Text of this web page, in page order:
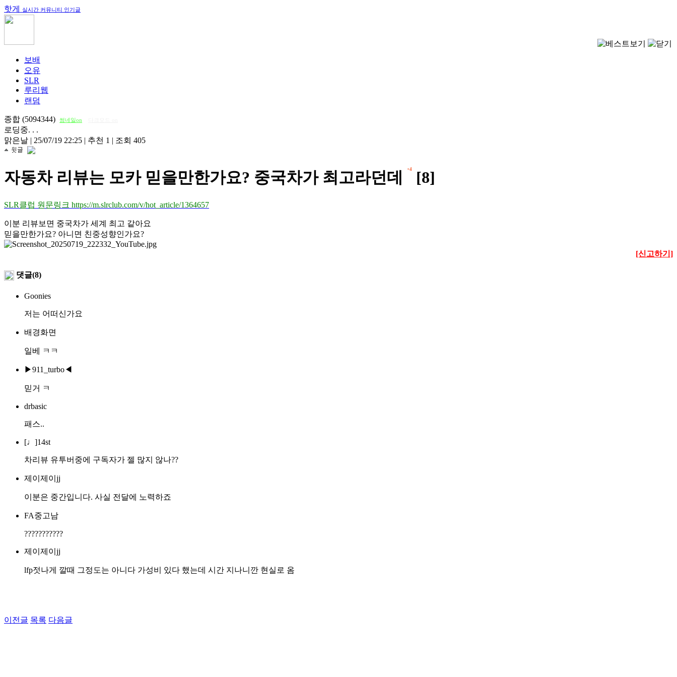
핫게 실시간 커뮤니티 인기글
보배
오유
SLR
루리웹
랜덤
종합 (5094344) 썸네일on
로딩중. . .
맑은날 | 25/07/19 22:25 | 추천 1 | 조회 405
자동차 리뷰는 모카 믿을만한가요? 중국차가 최고라던데 +4 [8]
SLR클럽 원문링크 https://m.slrclub.com/v/hot_article/1364657
이분 리뷰보면 중국차가 세계 최고 같아요
믿을만한가요? 아니면 친중성향인가요?
[신고하기]
댓글(8)
Goonies
저는 어떠신가요
배경화면
일베 ㅋㅋ
▶911_turbo◀
믿거 ㅋ
drbasic
패스..
[♩]14st
차리뷰 유투버중에 구독자가 젤 많지 않나??
제이제이jj
이분은 중간입니다. 사실 전달에 노력하죠
FA중고남
???????????
제이제이jj
lfp젓나게 깔때 그정도는 아니다 가성비 있다 했는데 시간 지나니깐 현실로 옴
이전글 목록 다음글